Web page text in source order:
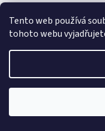
Tento web používá
tohoto webu
Alkalická